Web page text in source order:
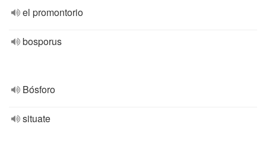
el promontorio
bosporus
Bósforo
situate